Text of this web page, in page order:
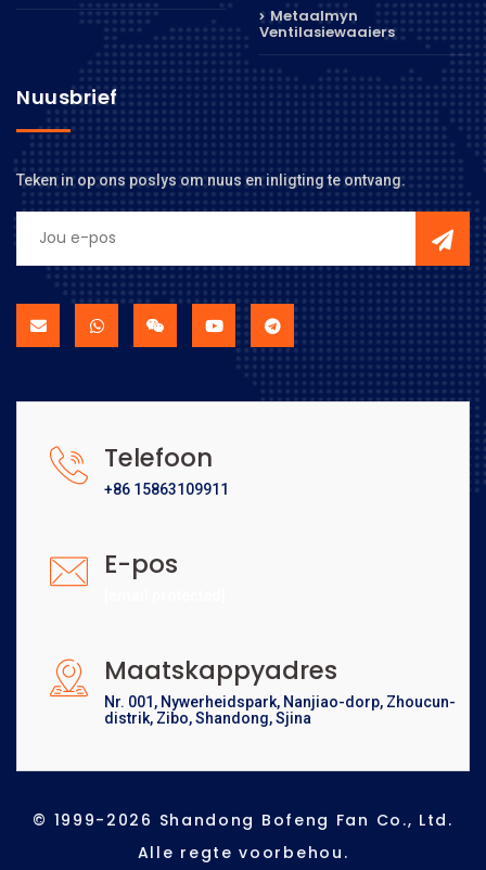
Metaalmyn
Ventilasiewaaiers
Nuusbrief
Teken in op ons poslys om nuus en inligting te ontvang.
Telefoon
+86 15863109911
E-pos
Maatskappyadres
Nr. 001, Nywerheidspark, Nanjiao-dorp, Zhoucun-
distrik, Zibo, Shandong, Sjina
© 1999-2026 Shandong Bofeng Fan Co., Ltd.
Alle regte voorbehou.